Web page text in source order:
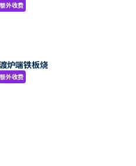
额外收费
炉端铁板烧
额外收费